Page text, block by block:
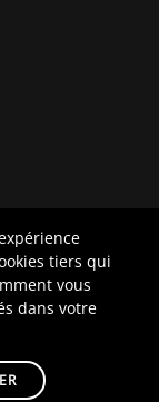
tiers qui
vous
dans votre
par
Cookies